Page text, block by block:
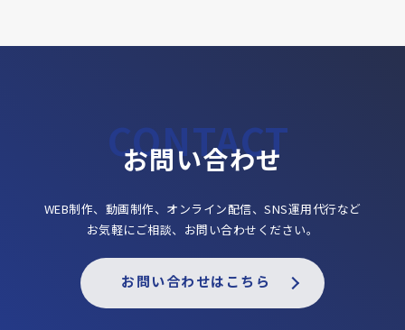
お問い合わせ
WEB制作、動画制作、オンライン配信、SNS運用代行など
お気軽にご相談、お問い合わせください。
お問い合わせはこちら